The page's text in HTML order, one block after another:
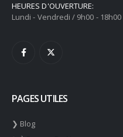
HEURES D'OUVERTURE:
Lundi - Vendredi / 9h00 - 18h00
PAGES UTILES
❯ Blog